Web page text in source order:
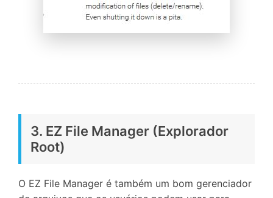
3. EZ File Manager (Explorador
Root)
O EZ File Manager é também um bom gerenciador